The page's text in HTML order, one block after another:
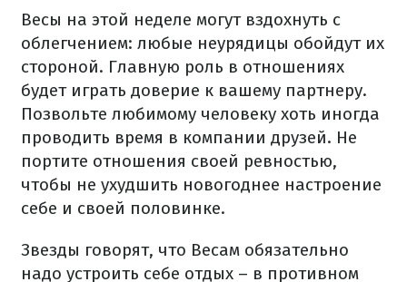
Весы на этой неделе могут вздохнуть с
облегчением: любые неурядицы обойдут их
стороной. Главную роль в отношениях
будет играть доверие к вашему партнеру.
Позвольте любимому человеку хоть иногда
проводить время в компании друзей. Не
портите отношения своей ревностью,
чтобы не ухудшить новогоднее настроение
себе и своей половинке.
Звезды говорят, что Весам обязательно
надо устроить себе отдых – в противном